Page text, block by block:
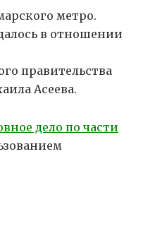
метро.
в отношении
правительства
Асеева.
дело по части